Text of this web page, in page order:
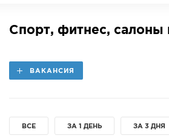
НОВОСТИ
ОБЪЯВЛЕНИЯ
СПРАВКА
Спорт, фитнес, салоны
ВАКАНСИЯ
ВСЕ ЗА 1 ДЕНЬ ЗА 3 ДНЯ